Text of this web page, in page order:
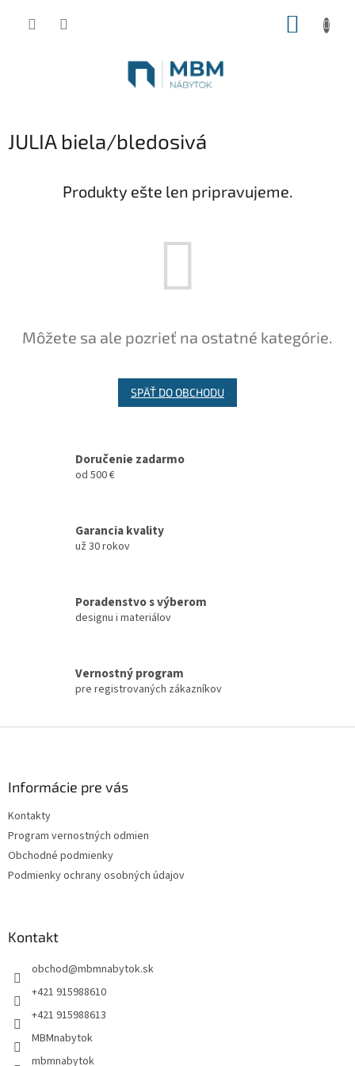
JULIA biela/bledosivá
Produkty ešte len pripravujeme.
Môžete sa ale pozrieť na ostatné kategórie.
SPÄŤ DO OBCHODU
Doručenie zadarmo
od 500 €
Garancia kvality
už 30 rokov
Poradenstvo s výberom
designu i materiálov
Vernostný program
pre registrovaných zákazníkov
Informácie pre vás
Kontakty
Program vernostných odmien
Obchodné podmienky
Podmienky ochrany osobných údajov
Kontakt
obchod@mbmnabytok.sk
+421 915988610
+421 915988613
MBMnabytok
mbmnabytok